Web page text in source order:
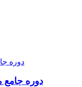
دوره جامع